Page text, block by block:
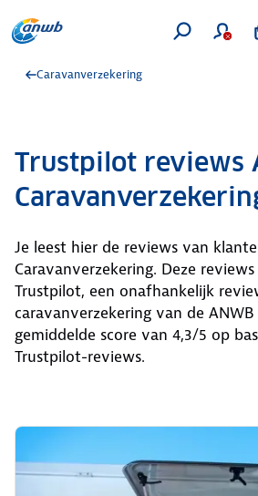
Caravanverzekering
Trustpilot reviews
Je leest hier de reviews van
Caravanverzekering. Deze
Trustpilot, een onafhankelijk
caravanverzekering van de
gemiddelde score van 4,3/5 op
Trustpilot-reviews.